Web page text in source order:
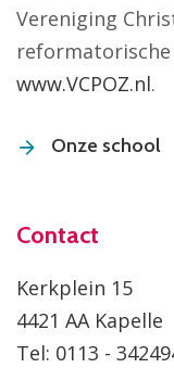
Vereniging
reformatorische
www.VCPOZ.nl.
Onze school
Contact
Kerkplein 15
4421 AA Kapelle
Tel: 0113 -